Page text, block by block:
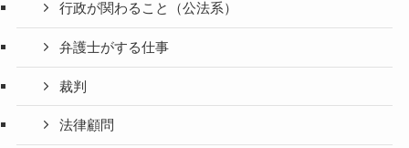
行政が関わること（公法系）
弁護士がする仕事
裁判
法律顧問